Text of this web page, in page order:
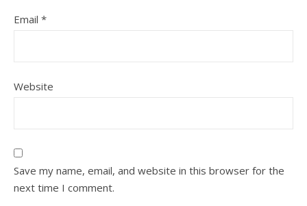
Email *
Website
Save my name, email, and website in this browser for the
next time I comment.